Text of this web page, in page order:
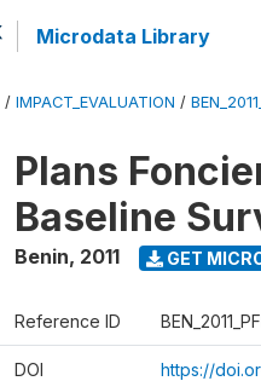
Microdata Library
/ IMPACT_EVALUATION /
Plans
Baseline
Benin, 2011 GET
Reference ID
DOI https://